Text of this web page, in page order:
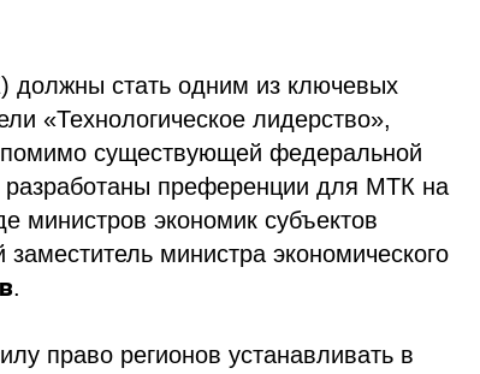
должны стать одним из ключевых
«Технологическое лидерство»,
существующей федеральной
преференции для МТК на
министров экономик субъектов
министра экономического
.
право регионов устанавливать в